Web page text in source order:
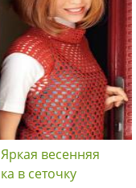
весенняя
в сеточку